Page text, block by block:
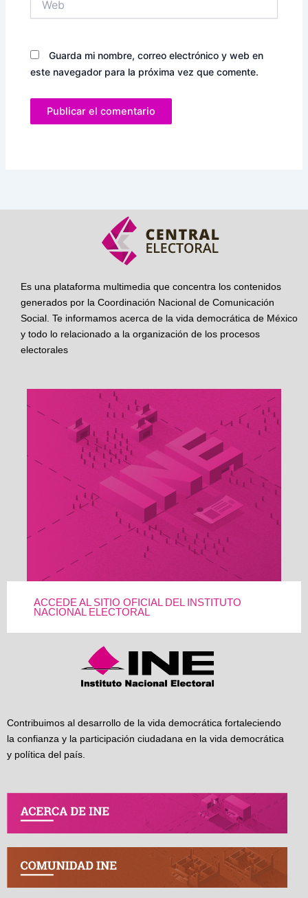
Guarda mi nombre, correo electrónico y web en
este navegador para la próxima vez que comente.
Es una plataforma multimedia que concentra los contenidos
generados por la Coordinación Nacional de Comunicación
Social. Te informamos acerca de la vida democrática de México
y todo lo relacionado a la organización de los procesos
electorales
ACCEDE AL SITIO OFICIAL DEL INSTITUTO
NACIONAL ELECTORAL
Contribuimos al desarrollo de la vida democrática fortaleciendo
la confianza y la participación ciudadana en la vida democrática
y política del país.